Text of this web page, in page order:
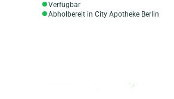
Verfügbar
Abholbereit in City Apotheke Berlin